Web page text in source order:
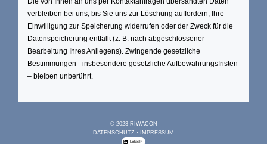
verbleiben bei uns, bis Sie uns zur Löschung auffordern, Ihre
Einwilligung zur Speicherung widerrufen oder der Zweck für die
Datenspeicherung entfällt (z. B. nach abgeschlossener
Bearbeitung Ihres Anliegens). Zwingende gesetzliche
Bestimmungen –insbesondere gesetzliche Aufbewahrungsfristen
– bleiben unberührt.
© 2023 RIWACON
DATENSCHUTZ · IMPRESSUM
LinkedIn